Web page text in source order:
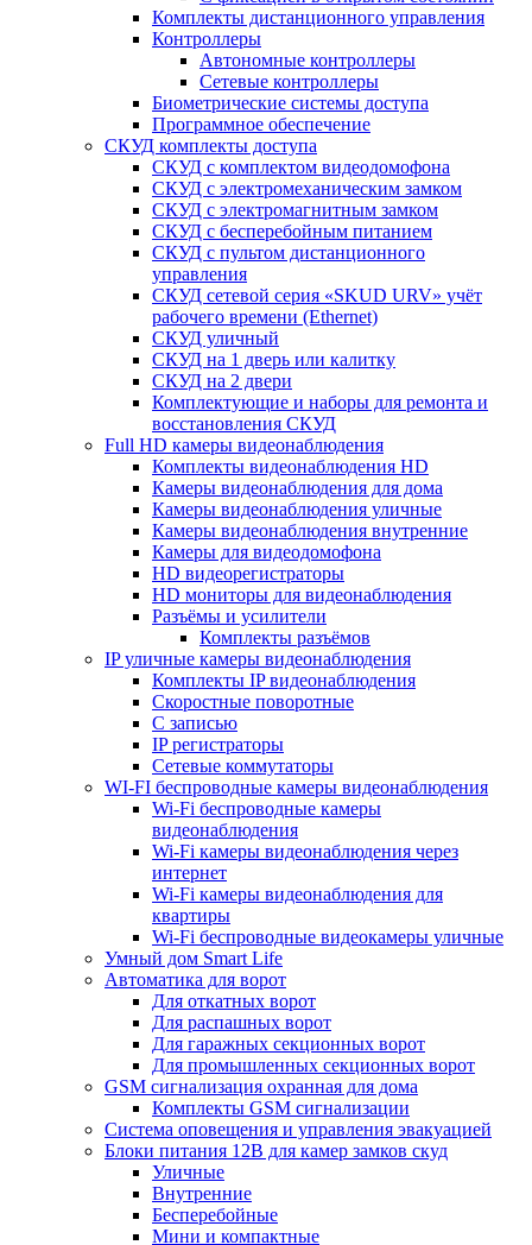
Комплекты дистанционного управления
Контроллеры
Автономные контроллеры
Сетевые контроллеры
Биометрические системы доступа
Программное обеспечение
СКУД комплекты доступа
СКУД с комплектом видеодомофона
СКУД с электромеханическим замком
СКУД с электромагнитным замком
СКУД с бесперебойным питанием
СКУД с пультом дистанционного
управления
СКУД сетевой серия «SKUD URV» учёт
рабочего времени (Ethernet)
СКУД уличный
СКУД на 1 дверь или калитку
СКУД на 2 двери
Комплектующие и наборы для ремонта и
восстановления СКУД
Full HD камеры видеонаблюдения
Комплекты видеонаблюдения HD
Камеры видеонаблюдения для дома
Камеры видеонаблюдения уличные
Камеры видеонаблюдения внутренние
Камеры для видеодомофона
HD видеорегистраторы
HD мониторы для видеонаблюдения
Разъёмы и усилители
Комплекты разъёмов
IP уличные камеры видеонаблюдения
Комплекты IP видеонаблюдения
Скоростные поворотные
С записью
IP регистраторы
Сетевые коммутаторы
WI-FI беспроводные камеры видеонаблюдения
Wi-Fi беспроводные камеры
видеонаблюдения
Wi-Fi камеры видеонаблюдения через
интернет
Wi-Fi камеры видеонаблюдения для
квартиры
Wi-Fi беспроводные видеокамеры уличные
Умный дом Smart Life
Автоматика для ворот
Для откатных ворот
Для распашных ворот
Для гаражных секционных ворот
Для промышленных секционных ворот
GSM сигнализация охранная для дома
Комплекты GSM сигнализации
Cистема оповещения и управления эвакуацией
Блоки питания 12В для камер замков скуд
Уличные
Внутренние
Бесперебойные
Мини и компактные